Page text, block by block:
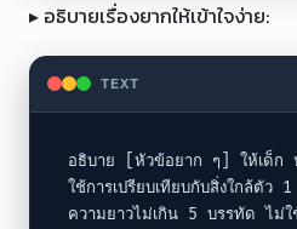
▸ อธิบายเรื่องยากให้เข้าใจง่าย:
TEXT
อธิบาย [หัวข้อยาก ๆ] ให้เด็ก
ใช้การเปรียบเทียบกับสิ่งใกล้ตัว
ความยาวไม่เกิน 5 บรรทัด ไม่